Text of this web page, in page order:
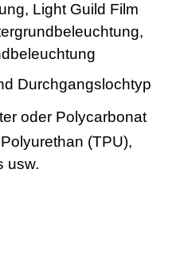
Light Guild Film
Durchgangslochtyp
oder Polycarbonat
(TPU),
usw.